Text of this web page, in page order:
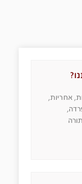
אחריות,